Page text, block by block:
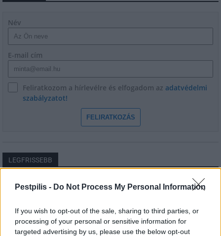
Pestpilis - Do Not Process My Personal Information
If you wish to opt-out of the sale, sharing to third parties, or
processing of your personal or sensitive information for
targeted advertising by us, please use the below opt-out
Név
E-mail cím
Feliratkozom a hírlevélre és elfogadom az adatvédelmi
szabályzatot!
FELIRATKOZÁS
LEGFRISSEBB
Helyi
Amire többmillióan vártunk: szombattól